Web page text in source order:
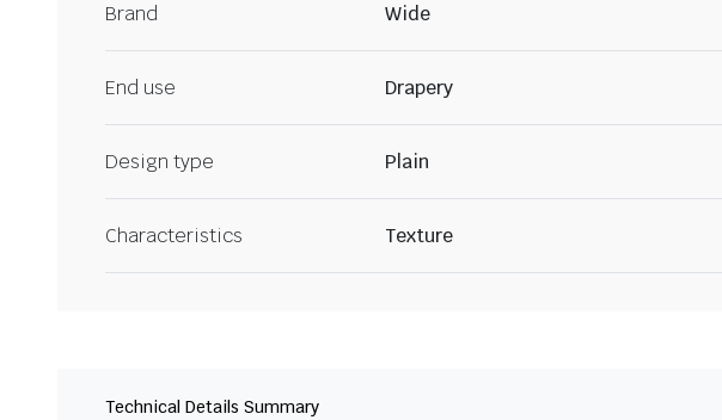
Brand Wide
End use Drapery
Design type Plain
Characteristics Texture
Technical Details Summary